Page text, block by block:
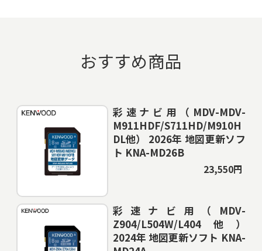
おすすめ商品
彩速ナビ用（MDV-MDV-
M911HDF/S711HD/M910H
DL他） 2026年 地図更新ソフ
ト KNA-MD26B
23,550円
彩速ナビ用（MDV-
Z904/L504W/L404他）
2024年 地図更新ソフト KNA-